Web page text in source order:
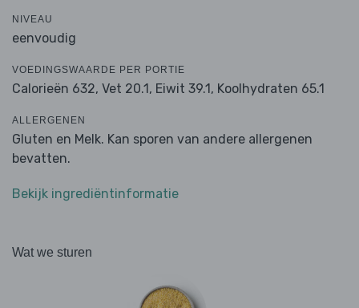
NIVEAU
eenvoudig
VOEDINGSWAARDE PER PORTIE
Calorieën 632, Vet 20.1, Eiwit 39.1, Koolhydraten 65.1
ALLERGENEN
Gluten en Melk. Kan sporen van andere allergenen
bevatten.
Bekijk ingrediëntinformatie
Wat we sturen